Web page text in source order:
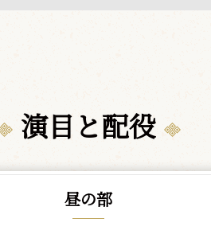
演目と配役
昼の部